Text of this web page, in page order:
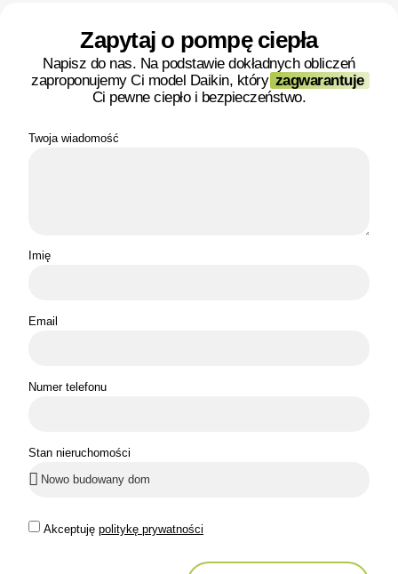
Zapytaj o pompę ciepła
Napisz do nas. Na podstawie dokładnych obliczeń
zaproponujemy Ci model Daikin, który zagwarantuje
Ci pewne ciepło i bezpieczeństwo.
Twoja wiadomość
Imię
Email
Numer telefonu
Stan nieruchomości
Akceptuję politykę prywatności